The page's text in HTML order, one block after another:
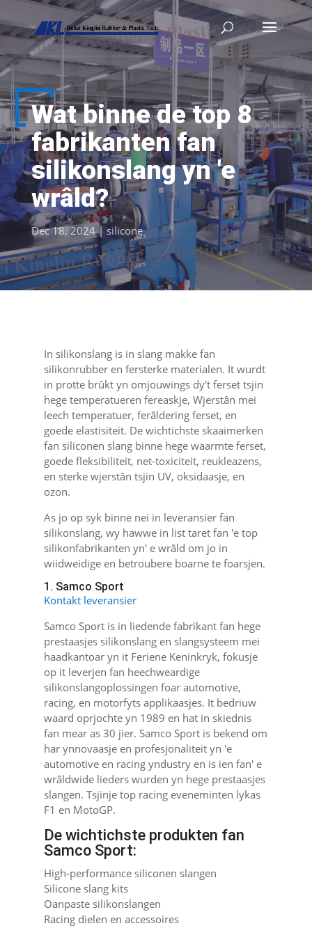
Wat binne de top 8
fabrikanten fan
silikonslang yn 'e
wrâld?
Dec 18, 2024|silicone
In silikonslang is in slang makke fan
silikonrubber en fersterke materialen. It wurdt
in protte brûkt yn omjouwings dy't ferset tsjin
hege temperatueren fereaskje, Wjerstân mei
leech temperatuer, ferâldering ferset, en
goede elastisiteit. De wichtichste skaaimerken
fan siliconen slang binne hege waarmte ferset,
goede fleksibiliteit, net-toxiciteit, reukleazens,
en sterke wjerstân tsjin UV, oksidaasje, en
ozon.
As jo ​​​​op syk binne nei in leveransier fan
silikonslang, wy hawwe in list taret fan 'e top
silikonfabrikanten yn' e wrâld om jo in
wiidweidige en betroubere boarne te foarsjen.
1. Samco Sport
Kontakt leveransier
Samco Sport is in liedende fabrikant fan hege
prestaasjes silikonslang en slangsysteem mei
haadkantoar yn it Feriene Keninkryk, fokusje
op it leverjen fan heechweardige
silikonslangoplossingen foar automotive,
racing, en motorfyts applikaasjes. It bedriuw
waard oprjochte yn 1989 en hat in skiednis
fan mear as 30 jier. Samco Sport is bekend om
har ynnovaasje en profesjonaliteit yn 'e
automotive en racing yndustry en is ien fan' e
wrâldwide lieders wurden yn hege prestaasjes
slangen. Tsjinje top racing eveneminten lykas
F1 en MotoGP.
De wichtichste produkten fan
Samco Sport:
High-performance siliconen slangen
Silicone slang kits
Oanpaste silikonslangen
Racing dielen en accessoires